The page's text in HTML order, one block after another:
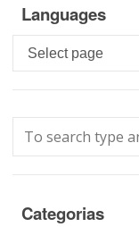
Languages
Languages
Categorias